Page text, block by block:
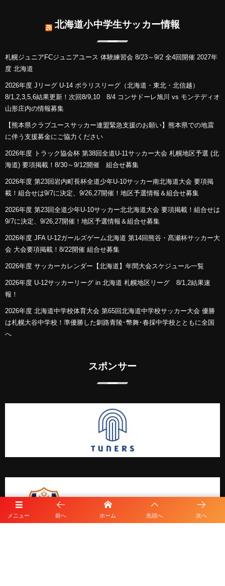
メニュー 前へ ホーム 先頭へ 次へ
北海道小中学生サッカー情報
札幌ジュニアFCジュニアユース 体験練習会 8/23～9/2 全4回開催 2027年
度 北海道
2026年度 Jリーグ U-14 ポラリスリーグ（北海道・東北・北信越）
8/1,2,3,5,6結果更新！次回8/9,10 8/4 コンサドーレ旭川 vs モンテディオ
山形庄内の情報募集
【熊本県クラブユースサッカー連盟緊急支援のお願い】熊本県での地震
に伴う支援募金にご協力ください
2026年度 トラック協会杯 第38回全道U-11サッカー大会 札幌地区予選 (北
海道) 要項掲載！8/30～9/12開催 組合せ募集
2026年度 第23回岩内町長杯全道少年U-10サッカー南北海道大会 要項掲
載！組合せは9/7に決定、9/26,27開催！地区予選情報＆組合せ募集
2026年度 第23回全道少年U-10サッカー北北海道大会 要項掲載！組合せは
9/7に決定、9/26,27開催！地区予選情報＆組合せ募集
2026年度 JFA U-12ガールズゲーム北海道 第14回熊谷・髙瀬杯サッカー大
会 大会要項掲載！8/22開催 組合せ募集
2026年度 サッカーカレンダー【北海道】年間大会スケジュール一覧
2026年度 U-12サッカーリーグ in 北海道 札幌地区リーグ 8/1,2結果速
報！
2026年度 北海道中学校体育大会 第65回北海道中学校サッカー大会 優勝
は札幌大谷中学校！準優勝した釧路青陵･幣舞･春採中学校とともに全国
へ
スポンサー